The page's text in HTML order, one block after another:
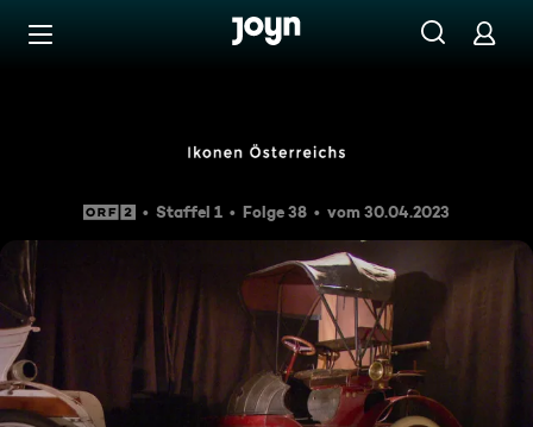
Zum Inhalt springen
Staffel 1 Folge 38 vom 30.04.2023